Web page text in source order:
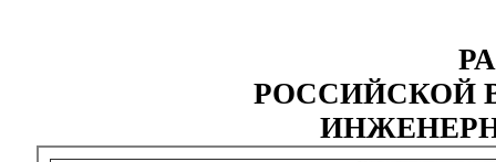
РОССИЙСКОЙ